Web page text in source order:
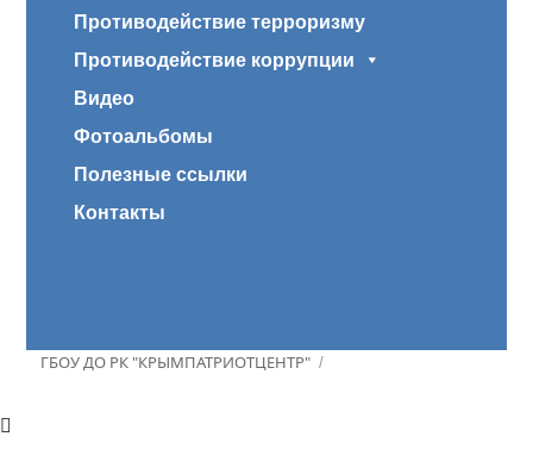
Противодействие терроризму
Противодействие коррупции
Видео
Фотоальбомы
Полезные ссылки
Контакты
ГБОУ ДО РК "КРЫМПАТРИОТЦЕНТР"